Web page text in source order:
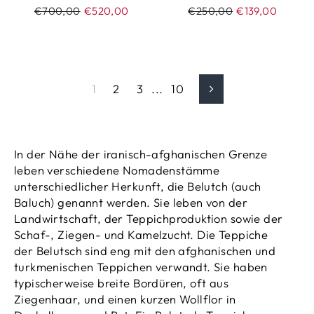
Normaler
€700,00 Sonderpreis
€520,00
Normaler
€250,00 Sonderpreis
€139,00
1 2 3 ... 10 Next
In der Nähe der iranisch-afghanischen Grenze
leben verschiedene Nomadenstämme
unterschiedlicher Herkunft, die Belutch (auch
Baluch) genannt werden. Sie leben von der
Landwirtschaft, der Teppichproduktion sowie der
Schaf-, Ziegen- und Kamelzucht. Die Teppiche
der Belutsch sind eng mit den afghanischen und
turkmenischen Teppichen verwandt. Sie haben
typischerweise breite Bordüren, oft aus
Ziegenhaar, und einen kurzen Wollflor in